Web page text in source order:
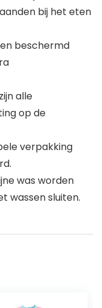
bij het eten
beschermd
alle
op de
verpakking
was worden
wassen sluiten.